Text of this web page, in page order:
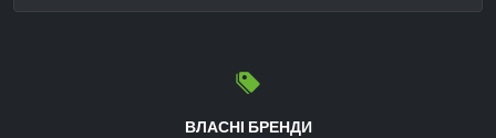
ВЛАСНІ БРЕНДИ